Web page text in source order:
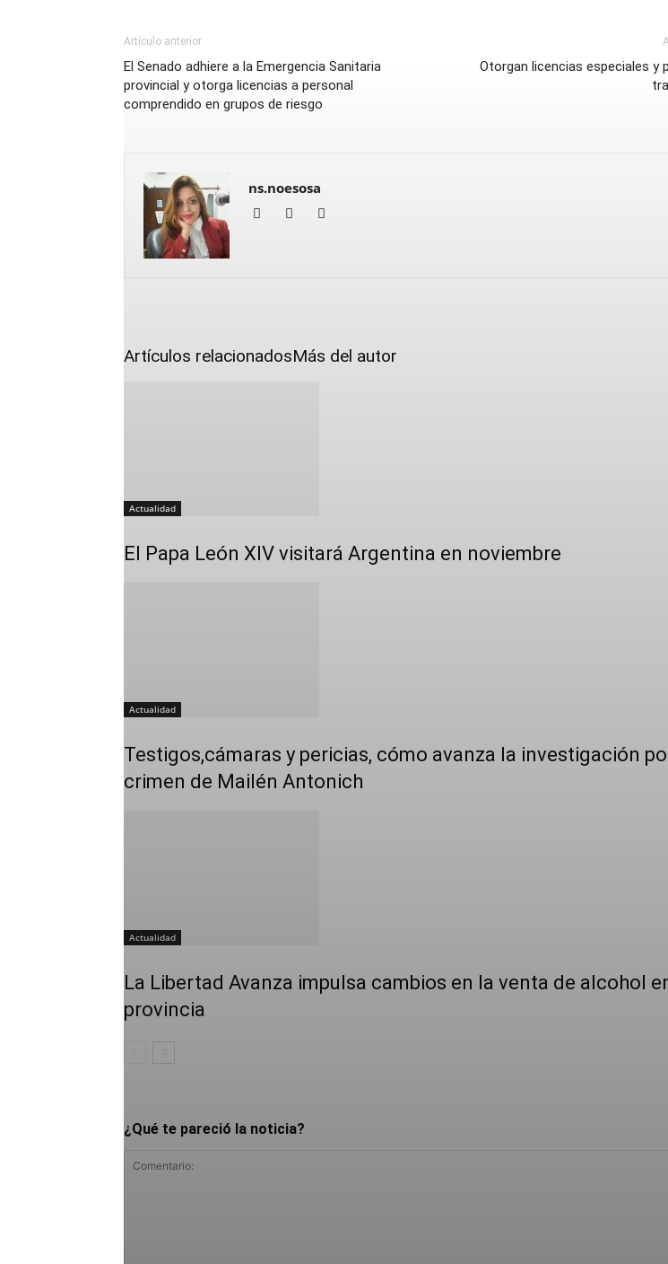
Artículo anterior
El Senado adhiere a la Emergencia Sanitaria
provincial y otorga licencias a personal
comprendido en grupos de riesgo
Otorgan licencias especiales y
ns.noesosa
Artículos relacionadosMás del autor
Actualidad
El Papa León XIV visitará Argentina en noviembre
Actualidad
Testigos,cámaras y pericias, cómo avanza la investigación
crimen de Mailén Antonich
Actualidad
La Libertad Avanza impulsa cambios en la venta de alcohol
provincia
¿Qué te pareció la noticia?